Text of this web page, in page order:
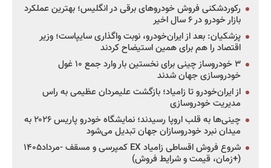
رکوردشکنی فروش خودروهای برقی در انگلیس؛ بهترین عملکرد
بازار خودرو در ۶ سال اخیر
پزشکیان: بعد از ایران‌خودرو، نوبت واگذاری سایپاست؛ وزیر
اقتصاد را هم برای همین استیضاح کردند
۳ خودروساز چینی برای نخستین بار وارد جمع ۱۰ غول
خودروسازی جهان شدند
از ایران‌خودرو تا زامیاد؛ بازگشت علیمردان عظیمی به راس
مدیریت خودروسازی
چینی‌ها به قلب اروپا رسیدند؛ نمایشگاه خودرو پاریس ۲۰۲۶ به
میدان نبرد خودروسازان جهان تبدیل می‌شود
شروع فروش اقساطی زامیاد EX کمپرسی و مسقف -مرداد۱۴۰۵
(+زمان، قیمت و شرایط فروش)